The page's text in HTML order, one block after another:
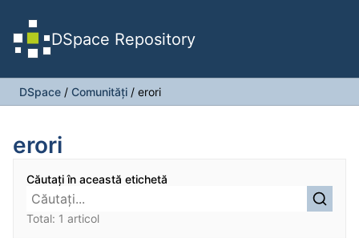
DSpace Repository
DSpace / Comunități / erori
erori
Căutați în această etichetă
Total: 1 articol